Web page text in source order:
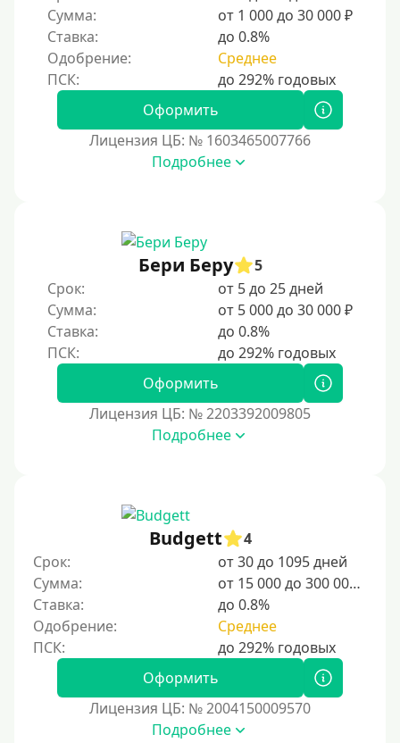
Сумма:
от 1 000 до 30 000 ₽
Ставка:
до 0.8%
Одобрение:
Среднее
Оформить
Лицензия ЦБ: № 1603465007766
Подробнее
Бери Беру
5
Срок:
от 5 до 25 дней
Сумма:
от 5 000 до 30 000 ₽
Ставка:
до 0.8%
Оформить
Лицензия ЦБ: № 2203392009805
Подробнее
Budgett
4
Срок:
от 30 до 1095 дней
Сумма:
от 15 000 до 300 000 ₽
Ставка:
до 0.8%
Одобрение:
Среднее
Оформить
Лицензия ЦБ: № 2004150009570
Подробнее